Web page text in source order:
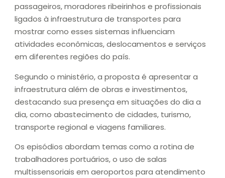
passageiros, moradores ribeirinhos e profissionais
ligados à infraestrutura de transportes para
mostrar como esses sistemas influenciam
atividades econômicas, deslocamentos e serviços
em diferentes regiões do país.
Segundo o ministério, a proposta é apresentar a
infraestrutura além de obras e investimentos,
destacando sua presença em situações do dia a
dia, como abastecimento de cidades, turismo,
transporte regional e viagens familiares.
Os episódios abordam temas como a rotina de
trabalhadores portuários, o uso de salas
multissensoriais em aeroportos para atendimento